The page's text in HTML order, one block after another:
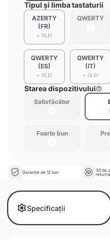
Tipul și limba tastaturii
AZERTY
(FR)
+ 0LEI
QWERTY
QWERTY
(ES)
+ 0LEI
QWERTY
(IT)
+ 0LEI
Starea dispozitivului
Satisfăcător
Foarte bun
Garanție de 12 luni
30 de
Specificații